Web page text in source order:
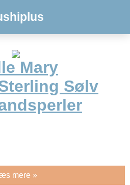
Mary
Sølv
mere »